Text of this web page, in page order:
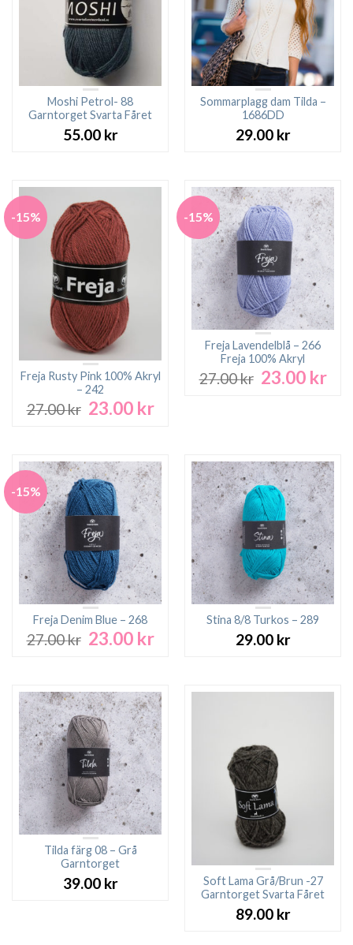
Moshi Petrol- 88
Garntorget Svarta Fåret
55.00 kr
Sommarplagg dam Tilda –
1686DD
29.00 kr
-15%
Freja Rusty Pink 100% Akryl
– 242
27.00kr Det
27.00 kr.
23.00 krDet
23.00 kr.
-15%
Freja Lavendelblå – 266
Freja 100% Akryl
27.00kr Det
23.00 krDet
-15%
Freja Denim Blue – 268
27.00kr Det
27.00 kr.
23.00 krDet
23.00 kr.
Stina 8/8 Turkos – 289
29.00 kr
Tilda färg 08 – Grå
Garntorget
39.00 kr
Soft Lama Grå/Brun -27
Garntorget Svarta Fåret
89.00 kr